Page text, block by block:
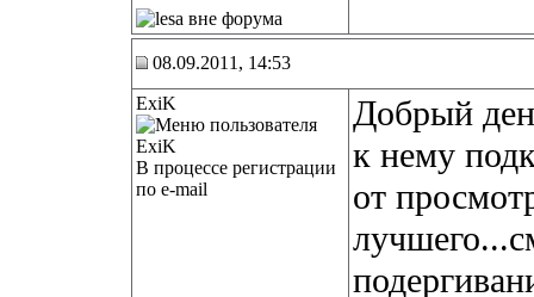
08.09.2011, 14:53
ExiK
В процессе регистрации
по e-mail
Добрый
к нему
от